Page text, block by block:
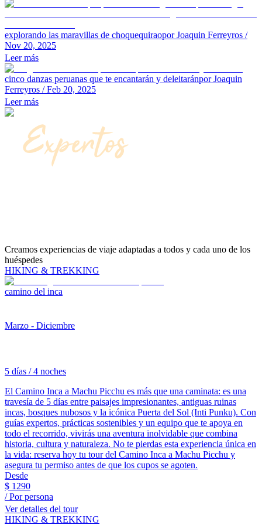
explorando las maravillas de choquequiraopor Joaquin Ferreyros /
Nov 20, 2025
Leer más
cinco danzas peruanas que te encantarán y deleitaránpor Joaquin
Ferreyros / Feb 20, 2025
Leer más
Creamos experiencias de viaje adaptadas a todos y cada uno de los
huéspedes
HIKING & TREKKING
camino del inca
Marzo - Diciembre
5 días / 4 noches
El Camino Inca a Machu Picchu es más que una caminata: es una
travesía de 5 días entre paisajes impresionantes, antiguas ruinas
incas, bosques nubosos y la icónica Puerta del Sol (Inti Punku). Con
guías expertos, prácticas sostenibles y un equipo que te apoya en
todo el recorrido, vivirás una aventura inolvidable que combina
historia, cultura y naturaleza. No te pierdas esta experiencia única en
la vida: reserva hoy tu tour del Camino Inca a Machu Picchu y
asegura tu permiso antes de que los cupos se agoten.
Desde
$ 1290
/ Por persona
Ver detalles del tour
HIKING & TREKKING